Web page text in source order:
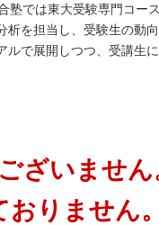
塾では東大受験専門コー
を担当し、受験生の動
で展開しつつ、受講生
ざいません
りません。